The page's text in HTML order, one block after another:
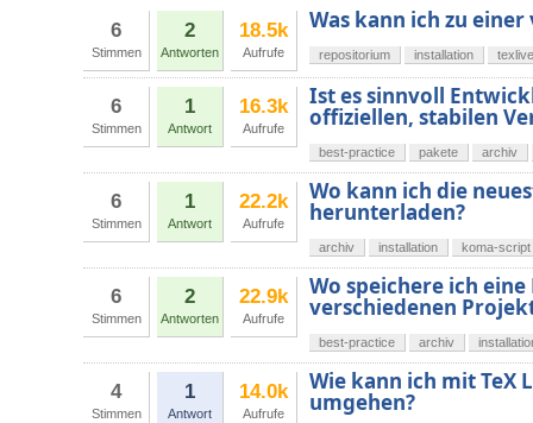
6
Stimmen
2
Antworten
18.5k
Aufrufe
Was kann ich zu
repositorium installation texlive
6
Stimmen
1
Antwort
16.3k
Aufrufe
Ist es sinnvoll
offiziellen, stabilen
best-practice pakete archiv
6
Stimmen
1
Antwort
22.2k
Aufrufe
Wo kann ich die
herunterladen?
archiv installation koma-script
6
Stimmen
2
Antworten
22.9k
Aufrufe
Wo speichere ich
verschiedenen
best-practice archiv
4
Stimmen
1
Antwort
14.0k
Aufrufe
Wie kann ich mit TeX
umgehen?